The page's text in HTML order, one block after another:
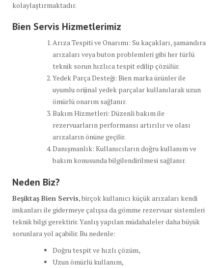
kolaylaştırmaktadır.
Bien Servis Hizmetlerimiz
Arıza Tespiti ve Onarımı: Su kaçakları, şamandıra
arızaları veya buton problemleri gibi her türlü
teknik sorun hızlıca tespit edilip çözülür.
Yedek Parça Desteği: Bien marka ürünler ile
uyumlu orijinal yedek parçalar kullanılarak uzun
ömürlü onarım sağlanır.
Bakım Hizmetleri: Düzenli bakım ile
rezervuarların performansı artırılır ve olası
arızaların önüne geçilir.
Danışmanlık: Kullanıcıların doğru kullanım ve
bakım konusunda bilgilendirilmesi sağlanır.
Neden Biz?
Beşiktaş Bien Servis, birçok kullanıcı küçük arızaları kendi
imkanları ile gidermeye çalışsa da gömme rezervuar sistemleri
teknik bilgi gerektirir. Yanlış yapılan müdahaleler daha büyük
sorunlara yol açabilir. Bu nedenle:
Doğru tespit ve hızlı çözüm,
Uzun ömürlü kullanım,